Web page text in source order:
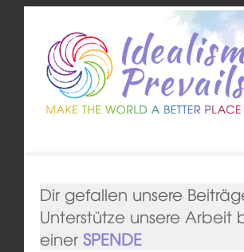
Dir gefallen unsere
Unterstütze unsere Arbeit
einer SPENDE